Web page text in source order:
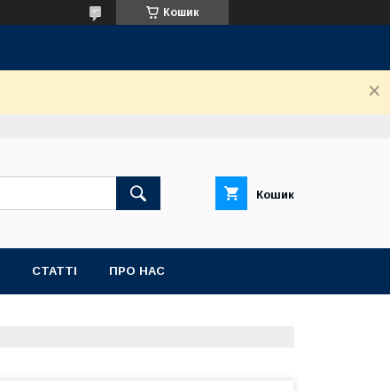
Кошик
Кошик
СТАТТІ ПРО НАС